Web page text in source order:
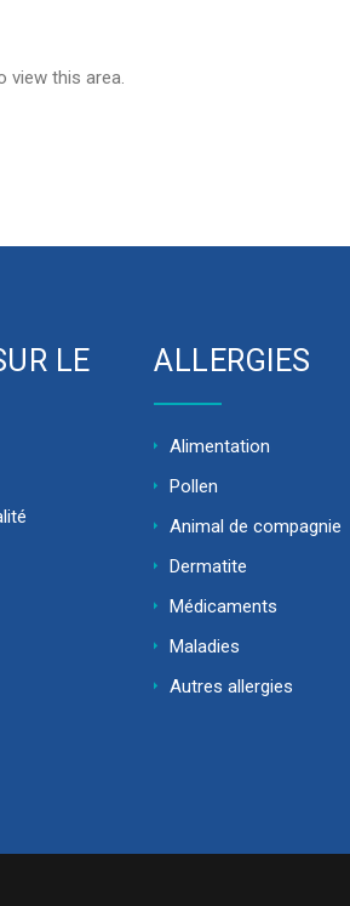
view this area.
LE
ALLERGIES
Alimentation
Pollen
Animal de compagnie
Dermatite
Médicaments
Maladies
Autres allergies